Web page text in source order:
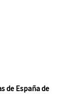
de España de